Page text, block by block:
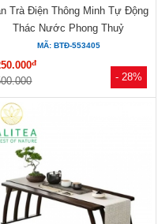
- 28%
Trà Điện Thông Minh Tự Động
Thác Nước Phong Thuỷ
MÃ: BTĐ-553405
đ